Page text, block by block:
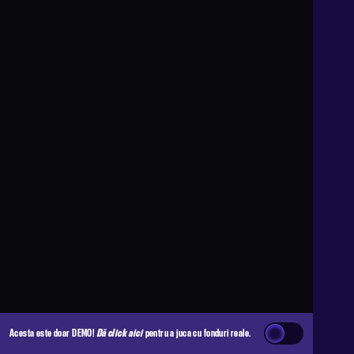
Acesta este doar DEMO!Dă click aicipentru a juca cu fonduri reale.